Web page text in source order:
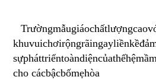
Trườngmẫugiáochấtlượngcao
khuvuichơirộngrãingayliềnkề
sựpháttriểntoàndiệncủathếhệmầm
chocácbậcbốmẹhòa